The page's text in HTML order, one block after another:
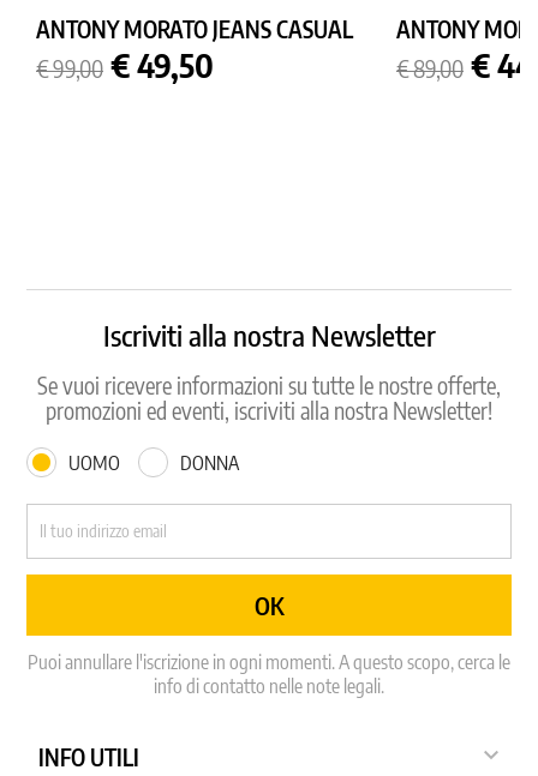
ANTONY MORATO JEANS CASUAL
Prezzo
base
€ 99,00 Prezzo
€ 49,50
ANTONY
Prezzo
base
€ 89,00 €
Iscriviti alla nostra Newsletter
Se vuoi ricevere informazioni su tutte le nostre offerte,
promozioni ed eventi, iscriviti alla nostra Newsletter!
UOMO DONNA
Puoi annullare l'iscrizione in ogni momenti. A questo scopo, cerca le
info di contatto nelle note legali.
INFO UTILI 